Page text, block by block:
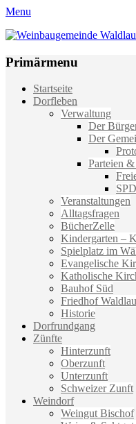
Menu
Weinbaugemeinde
Primärmenu
Weiter
zum
Startseite
Dorfleben
Verwaltung
Der
Der
Parteien
SPD
Veranstaltungen
Alltagsfragen
BücherZelle
Kindergarten –
Spielplatz im
Evangelische
Katholische
Bauhof Süd
Friedhof
Historie
Dorfrundgang
Zünfte
Hinterzunft
Oberzunft
Unterzunft
Schweizer Zunft
Weindorf
Weingut Bischof